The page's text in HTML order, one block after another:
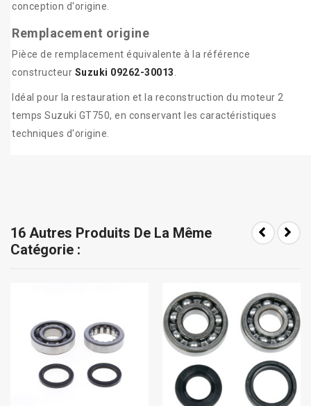
conception d'origine.
Remplacement origine
Pièce de remplacement équivalente à la référence
constructeur Suzuki 09262-30013
Idéal pour la restauration et la reconstruction du moteur 2
temps Suzuki GT750, en conservant les caractéristiques
techniques d'origine.
16 Autres Produits De La Même
Catégorie :